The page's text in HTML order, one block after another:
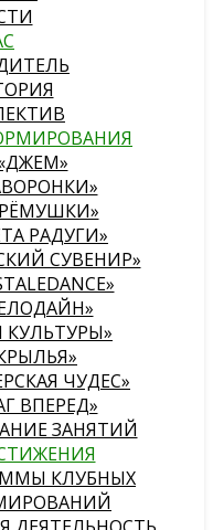
РАДУГИ»
СУВЕНИР»
КУЛЬТУРЫ»
ЧУДЕС»
ВПЕРЕД»
ЗАНЯТИЙ
КЛУБНЫХ